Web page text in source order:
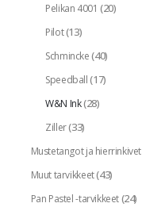
Pelikan 4001 (20)
Pilot(13)
Schmincke(40)
Speedball(17)
W&N Ink(28)
Ziller(33)
Mustetangot ja hierrinkivet
Muut tarvikkeet(43)
Pan Pastel -tarvikkeet(24)